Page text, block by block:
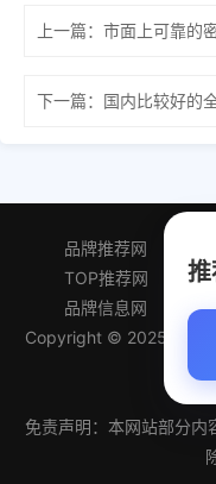
上一篇： 市面上可靠的
下一篇： 国内比较好的
品牌推荐网
TOP推荐网
品牌信息网
Copyright © 2025品牌推
免责声明：本网站部分内
推